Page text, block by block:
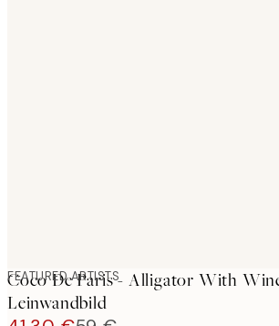
FEATURED ARTISTS
Coco De Paris - Alligator With
Leinwandbild